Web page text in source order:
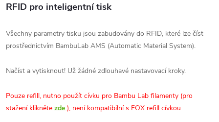
RFID pro inteligentní tisk
Všechny parametry tisku jsou zabudovány do RFID, které lze číst
prostřednictvím BambuLab AMS (Automatic Material System).
Načíst a vytisknout! Už žádné zdlouhavé nastavovací kroky.
Pouze refill, nutno použít cívku pro Bambu Lab filamenty (pro
stažení klikněte zde ), není kompatibilní s FOX refill cívkou.